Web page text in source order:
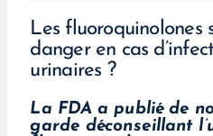
Les fluoroquinolones
danger en cas
urinaires ?
La FDA a publié de
garde déconseillant